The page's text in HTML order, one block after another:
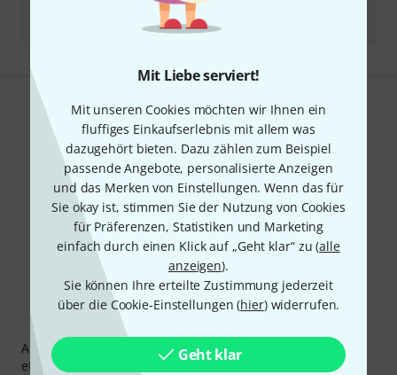
Mit Liebe serviert!
Mit unseren Cookies möchten wir Ihnen ein
fluffiges Einkaufserlebnis mit allem was
dazugehört bieten. Dazu zählen zum Beispiel
passende Angebote, personalisierte Anzeigen
und das Merken von Einstellungen. Wenn das für
Sie okay ist, stimmen Sie der Nutzung von Cookies
für Präferenzen, Statistiken und Marketing
einfach durch einen Klick auf „Geht klar“ zu (alle
anzeigen).
Sie können Ihre erteilte Zustimmung jederzeit
über die Cookie-Einstellungen (hier) widerrufen.
Geht klar
Alle Ansprechpartner
Gefällt Ihnen, was Sie sehen?
Teilen Hilfe & Feedback
Thomann Newsletter
Abonniere den Thomann Newsletter und gewinne mit
etwas Glück einen von
50 Gutscheinen 50€